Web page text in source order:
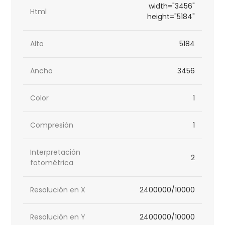
Html
width="3456"
height="5184"
Alto 5184
Ancho 3456
Color 1
Compresión 1
Interpretación
fotométrica
2
Resolución en X 2400000/10000
Resolución en Y 2400000/10000